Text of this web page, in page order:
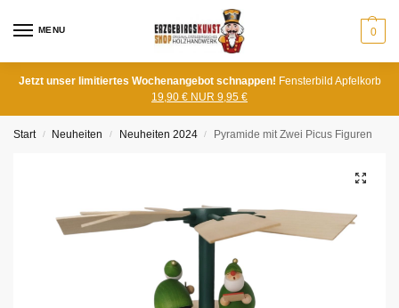
MENU 0
Jetzt unser limitiertes Wochenangebot schnappen! Fensterbild Apfelkorb
19,90 € NUR 9,95 €
Start / Neuheiten / Neuheiten 2024 / Pyramide mit Zwei Picus Figuren